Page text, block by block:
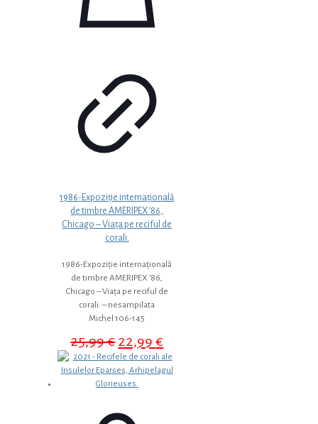
1986-Expoziție internațională
de timbre AMERIPEX ’86,
Chicago – Viața pe reciful de
corali.
1986-Expoziție internațională
de timbre AMERIPEX ’86,
Chicago – Viața pe reciful de
corali. – nesampilata
Michel 106-145
25,99€ Prețul
inițial
a
fost:
22,99€
curent
este: